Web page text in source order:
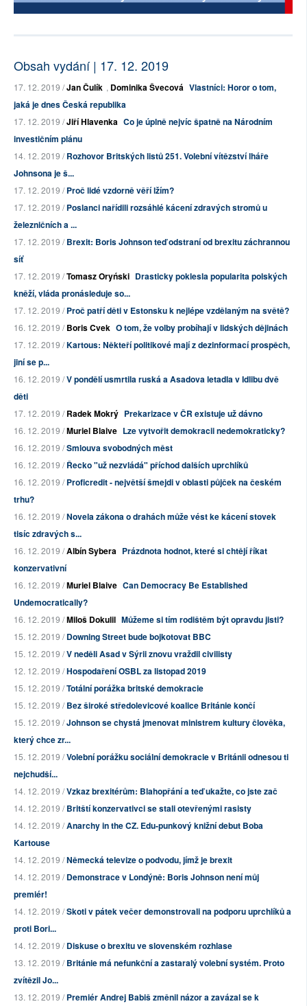
Obsah vydání | 17. 12. 2019
17. 12. 2019 /Jan Čulík , Dominika Švecová Vlastníci: Horor o tom,
jaká je dnes Česká republika
17. 12. 2019 /Jiří Hlavenka Co je úplně nejvíc špatně na Národním
investičním plánu
14. 12. 2019 /Rozhovor Britských listů 251. Volební vítězství lháře
Johnsona je š...
17. 12. 2019 /Proč lidé vzdorně věří lžím?
17. 12. 2019 /Poslanci nařídili rozsáhlé kácení zdravých stromů u
železničních a ...
17. 12. 2019 /Brexit: Boris Johnson teď odstraní od brexitu záchrannou
síť
17. 12. 2019 /Tomasz Oryński Drasticky poklesla popularita polských
kněží, vláda pronásleduje so...
17. 12. 2019 /Proč patří děti v Estonsku k nejlépe vzdělaným na světě?
16. 12. 2019 /Boris Cvek O tom, že volby probíhají v lidských dějinách
17. 12. 2019 /Kartous: Někteří politikové mají z dezinformací prospěch,
jiní se p...
16. 12. 2019 /V pondělí usmrtila ruská a Asadova letadla v Idlibu dvě
děti
17. 12. 2019 /Radek Mokrý Prekarizace v ČR existuje už dávno
16. 12. 2019 /Muriel Blaive Lze vytvořit demokracii nedemokraticky?
16. 12. 2019 /Smlouva svobodných měst
16. 12. 2019 /Řecko "už nezvládá" příchod dalších uprchlíků
16. 12. 2019 /Proficredit - největší šmejdi v oblasti půjček na českém
trhu?
16. 12. 2019 /Novela zákona o drahách může vést ke kácení stovek
tisíc zdravých s...
16. 12. 2019 /Albín Sybera Prázdnota hodnot, které si chtějí říkat
konzervativní
16. 12. 2019 /Muriel Blaive Can Democracy Be Established
Undemocratically?
16. 12. 2019 /Miloš Dokulil Můžeme si tím rodištěm být opravdu jisti?
15. 12. 2019 /Downing Street bude bojkotovat BBC
15. 12. 2019 /V neděli Asad v Sýrii znovu vraždil civilisty
12. 12. 2019 /Hospodaření OSBL za listopad 2019
15. 12. 2019 /Totální porážka britské demokracie
15. 12. 2019 /Bez široké středolevicové koalice Británie končí
15. 12. 2019 /Johnson se chystá jmenovat ministrem kultury člověka,
který chce zr...
15. 12. 2019 /Volební porážku sociální demokracie v Británii odnesou ti
nejchudší...
14. 12. 2019 /Vzkaz brexitérům: Blahopřání a teď ukažte, co jste zač
14. 12. 2019 /Britští konzervativci se stali otevřenými rasisty
14. 12. 2019 /Anarchy in the CZ. Edu-punkový knižní debut Boba
Kartouse
14. 12. 2019 /Německá televize o podvodu, jímž je brexit
14. 12. 2019 /Demonstrace v Londýně: Boris Johnson není můj
premiér!
14. 12. 2019 /Skoti v pátek večer demonstrovali na podporu uprchlíků a
proti Bori...
14. 12. 2019 /Diskuse o brexitu ve slovenském rozhlase
13. 12. 2019 /Británie má nefunkční a zastaralý volební systém. Proto
zvítězil Jo...
13. 12. 2019 /Premiér Andrej Babiš změnil názor a zavázal se k